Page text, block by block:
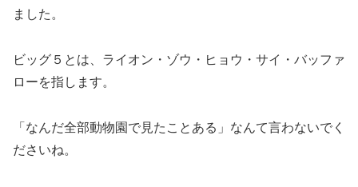
ました。
ビッグ５とは、ライオン・ゾウ・ヒョウ・サイ・バッファ
ローを指します。
「なんだ全部動物園で見たことある」なんて言わないでく
ださいね。